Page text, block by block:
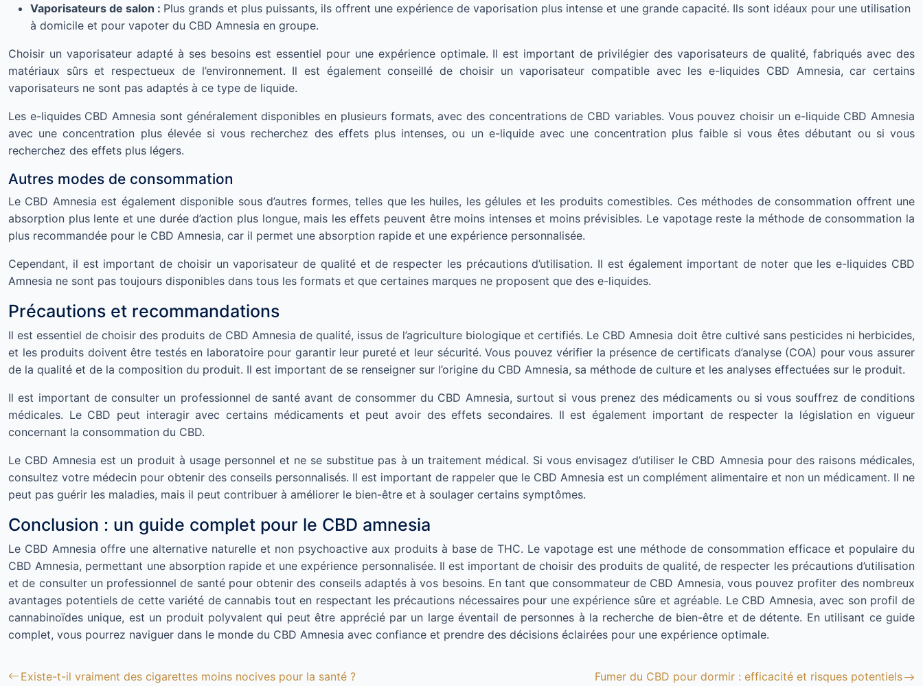
Vaporisateurs de salon : Plus grands et plus puissants, ils offrent une expérience de vaporisation plus intense et une grande capacité. Ils sont idéaux pour une utilisation
à domicile et pour vapoter du CBD Amnesia en groupe.
Choisir un vaporisateur adapté à ses besoins est essentiel pour une expérience optimale. Il est important de privilégier des vaporisateurs de qualité, fabriqués avec des
matériaux sûrs et respectueux de l’environnement. Il est également conseillé de choisir un vaporisateur compatible avec les e-liquides CBD Amnesia, car certains
vaporisateurs ne sont pas adaptés à ce type de liquide.
Les e-liquides CBD Amnesia sont généralement disponibles en plusieurs formats, avec des concentrations de CBD variables. Vous pouvez choisir un e-liquide CBD Amnesia
avec une concentration plus élevée si vous recherchez des effets plus intenses, ou un e-liquide avec une concentration plus faible si vous êtes débutant ou si vous
recherchez des effets plus légers.
Autres modes de consommation
Le CBD Amnesia est également disponible sous d’autres formes, telles que les huiles, les gélules et les produits comestibles. Ces méthodes de consommation offrent une
absorption plus lente et une durée d’action plus longue, mais les effets peuvent être moins intenses et moins prévisibles. Le vapotage reste la méthode de consommation la
plus recommandée pour le CBD Amnesia, car il permet une absorption rapide et une expérience personnalisée.
Cependant, il est important de choisir un vaporisateur de qualité et de respecter les précautions d’utilisation. Il est également important de noter que les e-liquides CBD
Amnesia ne sont pas toujours disponibles dans tous les formats et que certaines marques ne proposent que des e-liquides.
Précautions et recommandations
Il est essentiel de choisir des produits de CBD Amnesia de qualité, issus de l’agriculture biologique et certifiés. Le CBD Amnesia doit être cultivé sans pesticides ni herbicides,
et les produits doivent être testés en laboratoire pour garantir leur pureté et leur sécurité. Vous pouvez vérifier la présence de certificats d’analyse (COA) pour vous assurer
de la qualité et de la composition du produit. Il est important de se renseigner sur l’origine du CBD Amnesia, sa méthode de culture et les analyses effectuées sur le produit.
Il est important de consulter un professionnel de santé avant de consommer du CBD Amnesia, surtout si vous prenez des médicaments ou si vous souffrez de conditions
médicales. Le CBD peut interagir avec certains médicaments et peut avoir des effets secondaires. Il est également important de respecter la législation en vigueur
concernant la consommation du CBD.
Le CBD Amnesia est un produit à usage personnel et ne se substitue pas à un traitement médical. Si vous envisagez d’utiliser le CBD Amnesia pour des raisons médicales,
consultez votre médecin pour obtenir des conseils personnalisés. Il est important de rappeler que le CBD Amnesia est un complément alimentaire et non un médicament. Il ne
peut pas guérir les maladies, mais il peut contribuer à améliorer le bien-être et à soulager certains symptômes.
Conclusion : un guide complet pour le CBD amnesia
Le CBD Amnesia offre une alternative naturelle et non psychoactive aux produits à base de THC. Le vapotage est une méthode de consommation efficace et populaire du
CBD Amnesia, permettant une absorption rapide et une expérience personnalisée. Il est important de choisir des produits de qualité, de respecter les précautions d’utilisation
et de consulter un professionnel de santé pour obtenir des conseils adaptés à vos besoins. En tant que consommateur de CBD Amnesia, vous pouvez profiter des nombreux
avantages potentiels de cette variété de cannabis tout en respectant les précautions nécessaires pour une expérience sûre et agréable. Le CBD Amnesia, avec son profil de
cannabinoïdes unique, est un produit polyvalent qui peut être apprécié par un large éventail de personnes à la recherche de bien-être et de détente. En utilisant ce guide
complet, vous pourrez naviguer dans le monde du CBD Amnesia avec confiance et prendre des décisions éclairées pour une expérience optimale.
Existe-t-il vraiment des cigarettes moins nocives pour la santé ? Fumer du CBD pour dormir : efficacité et risques potentiels